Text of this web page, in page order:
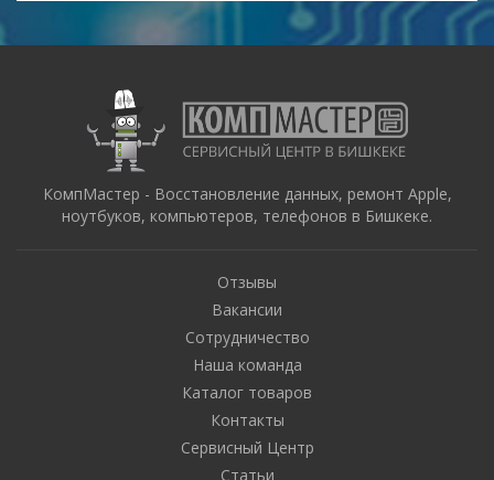
КомпМастер - Восстановление данных, ремонт Apple,
ноутбуков, компьютеров, телефонов в Бишкеке.
Отзывы
Вакансии
Сотрудничество
Наша команда
Каталог товаров
Контакты
Сервисный Центр
Статьи